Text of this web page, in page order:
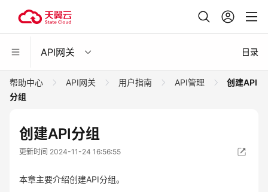
API网关 目录
帮助中心 API网关 用户指南 API管理
创建API
分组
创建API分组
更新时间 2024-11-24 16:56:55
本章主要介绍创建API分组。